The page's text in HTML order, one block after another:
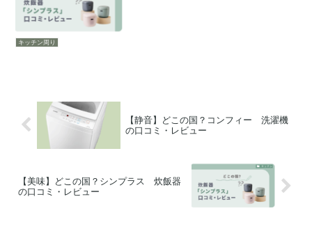
キッチン周り
【静音】どこの国？コンフィー 洗濯機
の口コミ・レビュー
【美味】どこの国？シンプラス 炊飯器
の口コミ・レビュー